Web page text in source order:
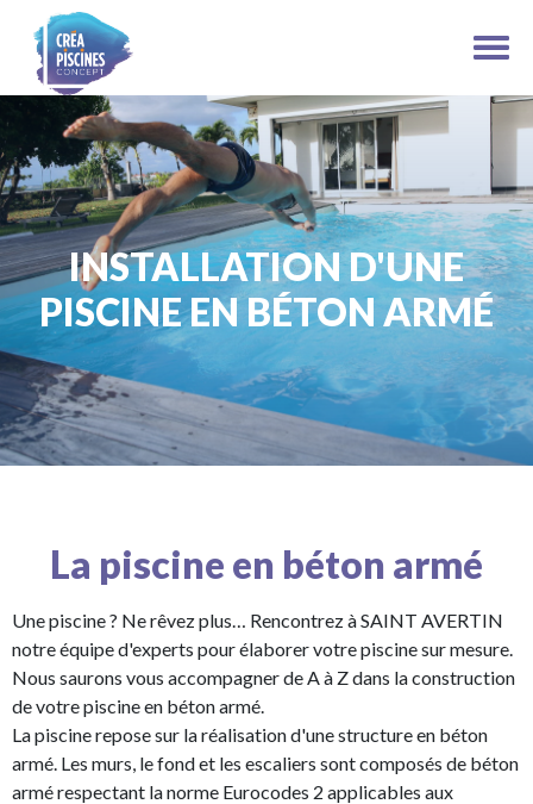
INSTALLATION D'UNE
PISCINE EN BÉTON ARMÉ
La piscine en béton armé
Une piscine ? Ne rêvez plus… Rencontrez à SAINT AVERTIN
notre équipe d'experts pour élaborer votre piscine sur mesure.
Nous saurons vous accompagner de A à Z dans la construction
de votre piscine en béton armé.
La piscine repose sur la réalisation d'une structure en béton
armé. Les murs, le fond et les escaliers sont composés de béton
armé respectant la norme Eurocodes 2 applicables aux